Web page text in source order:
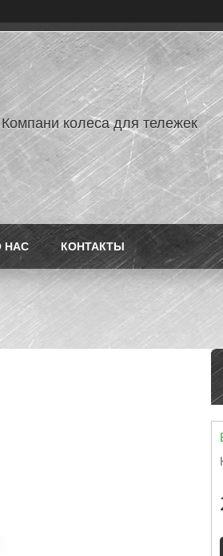
колеса для тележек
НАС КОНТАКТЫ